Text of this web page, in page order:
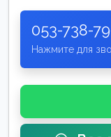
053-738-
Нажмите для